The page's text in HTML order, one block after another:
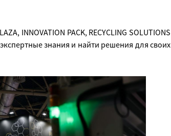
INNOVATION PACK, RECYCLING SOLUTIONS
знания и найти решения для своих